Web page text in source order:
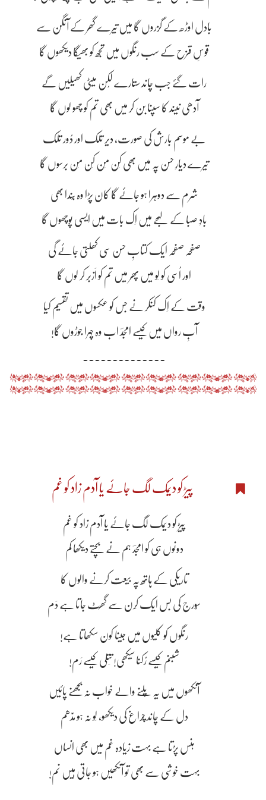
بادل اوڑھ کے گزروں گا میں تیرے گھر کے آنگن سے
قوسِ قزح کے سب رنگوں میں تجھ کو بھیگا دیکھوں گا
رات گئے جب چاند ستارے لُکن میٹی کھیلیں گے
آدھی نیند کا سپنا بن کر میں بھی تم کو چھو لوں گا
بے موسم بارش کی صورت، دیر تلک اور دُور تلک
تیرے دیارِ حسن پہ میں بھی کِن مِن کِن مِن برسوں گا
شرم سے دوہرا ہو جائے گا کان پڑا وہ بُندا بھی
بادِ صبا کے لہجے میں اِک بات میں ایسی پوچھوں گا
صفحہ صفحہ ایک کتابِ حسن سی کھلتی جائے گی
اور اُسی کو لَو میں پھر میں تم کو اَزبر کر لوں گا
وقت کے اِک کنکر نے جس کو عکسوں میں تقسیم کیا
آبِ رواں میں کیسے امجدؔ اب وہ چہرا جوڑوں گا!
پیڑ کو دیمک لگ جائے یا آدم زاد کو غم
پیڑ کو دیمک لگ جائے یا آدم زاد کو غم
دونوں ہی کو امجدؔ ہم نے بچتے دیکھا کم
تاریکی کے ہاتھ پہ بیعت کرنے والوں کا
سُورج کی بس ایک کِرن سے گھُٹ جاتا ہے دَم
رنگوں کو کلیوں میں جینا کون سکھاتا ہے!
شبنم کیسے رُکنا سیکھی! تِتلی کیسے رَم!
آنکھوں میں یہ پَلنے والے خواب نہ بجھنے پائیں
دل کے چاند چراغ کی دیکھو، لَو نہ ہو مدّھم
ہنس پڑتا ہے بہت زیادہ غم میں بھی انساں
بہت خوشی سے بھی تو آنکھیں ہو جاتی ہیں نم!